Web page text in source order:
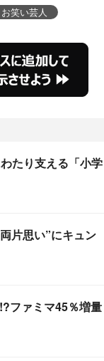
お笑い芸人
たり支える「小学
片思い”にキュン
ファミマ45％増量